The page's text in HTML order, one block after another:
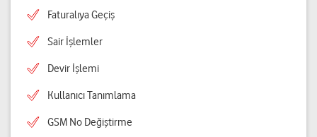
Faturalıya Geçiş
Sair İşlemler
Devir İşlemi
Kullanıcı Tanımlama
GSM No Değiştirme